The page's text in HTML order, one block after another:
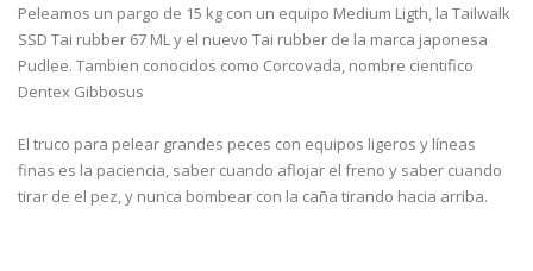
Peleamos un pargo de 15 kg con un equipo Medium Ligth, la Tailwalk
SSD Tai rubber 67 ML y el nuevo Tai rubber de la marca japonesa
Pudlee. Tambien conocidos como Corcovada, nombre cientifico
Dentex Gibbosus
El truco para pelear grandes peces con equipos ligeros y líneas
finas es la paciencia, saber cuando aflojar el freno y saber cuando
tirar de el pez, y nunca bombear con la caña tirando hacia arriba.